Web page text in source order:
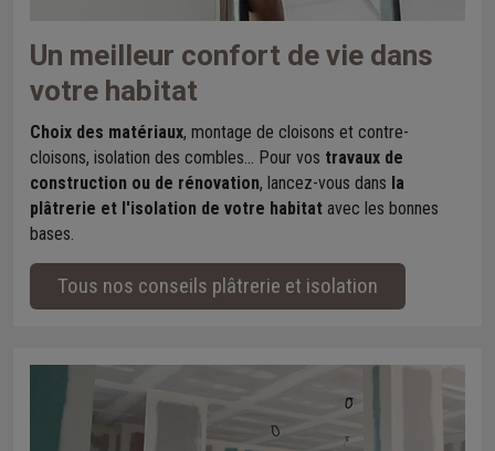
Un meilleur confort de vie dans
votre habitat
Choix des matériaux, montage de cloisons et contre-
cloisons, isolation des combles... Pour vos travaux de
construction ou de rénovation, lancez-vous dans la
plâtrerie et l'isolation de votre habitat avec les bonnes
bases.
Tous nos conseils plâtrerie et isolation